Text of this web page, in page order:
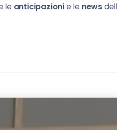
le anticipazionie le news